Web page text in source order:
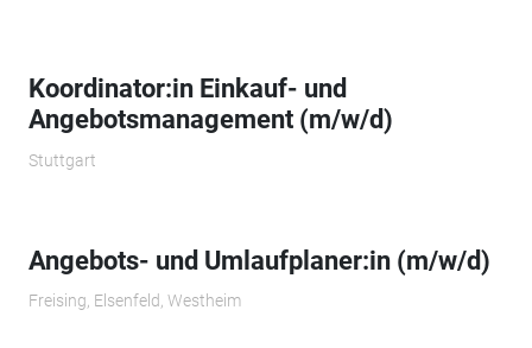
Koordinator:in Einkauf- und
Angebotsmanagement (m/w/d)
Stuttgart
Angebots- und Umlaufplaner:in (m/w/d)
Freising, Elsenfeld, Westheim